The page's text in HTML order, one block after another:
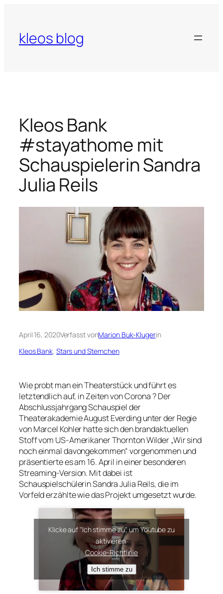
springen
kleos blog
Kleos Bank
#stayathome mit
Schauspielerin Sandra
Julia Reils
April 16, 2020Verfasst vonMarion Buk-Klugerin
Kleos Bank, Stars und Sternchen
Wie probt man ein Theaterstück und führt es
letztendlich auf, in Zeiten von Corona ? Der
Abschlussjahrgang Schauspiel der
Theaterakademie August Everding unter der Regie
von Marcel Kohler hatte sich den brandaktuellen
Stoff vom US-Amerikaner Thornton Wilder „Wir sind
noch einmal davongekommen“ vorgenommen und
präsentierte es am 16. April in einer besonderen
Streaming-Version. Mit dabei ist
Schauspielschülerin Sandra Julia Reils, die im
Vorfeld erzählte wie das Projekt umgesetzt wurde.
Klicke auf "Ich stimme zu", um Youtube zu
aktivieren
Cookie-Richtlinie
Ich stimme zu